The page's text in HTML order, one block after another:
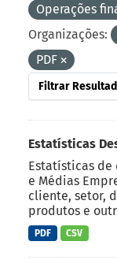
Operações
Organizações:
PDF
Filtrar
Estatísticas
Estatísticas de
e Médias
cliente, setor,
produtos e
PDF CSV